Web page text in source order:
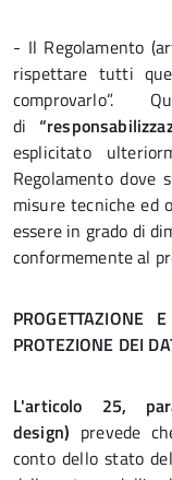
- Il Regolamento
rispettare tutti
di
esplicitato
Regolamento
misure tecniche ed
essere in grado di
conformemente al
PROGETTAZIONE
PROTEZIONE DEI
L'articolo 25,
design) prevede
conto dello stato